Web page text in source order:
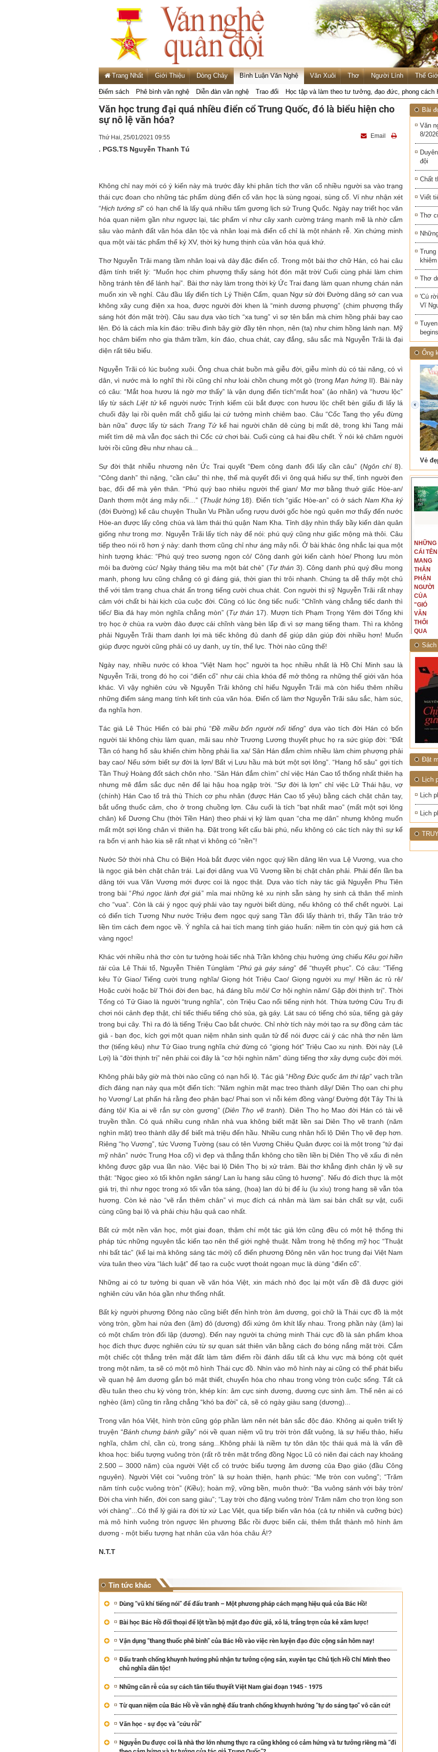
Trang Nhất Giới Thiệu Dòng Chảy Bình Luận Văn Nghệ Văn Xuôi Thơ Người Lính Thế
Điểm sách Phê bình văn nghệ Diễn đàn văn nghệ Trao đổi Học tập và làm theo tư tưởng, đạo đức, phong cách
Văn học trung đại quá nhiều điển cổ Trung Quốc, đó là biểu hiện cho
sự nô lệ văn hóa?
Thứ Hai, 25/01/2021 09:55 Email
. PGS.TS Nguyễn Thanh Tú
Không chỉ nay mới có ý kiến này mà trước đây khi phân tích thơ văn cổ nhiều người sa vào trạng
thái cực đoan cho những tác phẩm dùng điển cố văn học là sùng ngoại, sùng cổ. Ví như nhận xét
“Hịch tướng sĩ” có hạn chế là lấy quá nhiều tấm gương lịch sử Trung Quốc. Ngày nay triết học văn
hóa quan niệm gần như ngược lại, tác phẩm ví như cây xanh cường tráng mạnh mẽ là nhờ cắm
sâu vào mảnh đất văn hóa dân tộc và nhân loại mà điển cổ chỉ là một nhánh rễ. Xin chứng minh
qua một vài tác phẩm thế kỷ XV, thời kỳ hưng thịnh của văn hóa quá khứ.
Thơ Nguyễn Trãi mang tầm nhân loại và dày đặc điển cố. Trong một bài thơ chữ Hán, có hai câu
đậm tính triết lý: “Muốn học chim phượng thấy sáng hót đón mặt trời/ Cuối cùng phải làm chim
hồng tránh tên để lánh hại”. Bài thơ này làm trong thời kỳ Ức Trai đang làm quan nhưng chán nản
muốn xin về nghỉ. Câu đầu lấy điển tích Lý Thiện Cẩm, quan Ngự sử đời Đường dâng sớ can vua
không xây cung điện xa hoa, được người đời khen là “minh dương phượng” (chim phượng thấy
sáng hót đón mặt trời). Câu sau dựa vào tích “xa tung” vì sợ tên bắn mà chim hồng phải bay cao
lên. Đó là cách mỉa kín đáo: triều đình bây giờ đầy tên nhọn, nên (ta) như chim hồng lánh nạn. Mỹ
học châm biếm nho gia thâm trầm, kín đáo, chua chát, cay đắng, sâu sắc mà Nguyễn Trãi là đại
diện rất tiêu biểu.
Nguyễn Trãi có lúc buông xuôi. Ông chua chát buồn mà giễu đời, giễu mình dù có tài năng, có vì
dân, vì nước mà lo nghĩ thì rồi cũng chỉ như loài chồn chung một gò (trongMạn hứngII). Bài này
có câu: “Mắt hoa hươu lá ngờ mơ thấy” là vận dụng điển tích“mắt hoa” (ảo nhãn) và “hươu lộc”
lấy từ sáchLiệt tửkể người nước Trịnh kiếm củi bắt được con hươu lộc chết bèn giấu đi lấy lá
chuối đậy lại rồi quên mất chỗ giấu lại cứ tưởng mình chiêm bao. Câu “Cốc Tang thọ yểu đừng
bàn nữa” được lấy từ sách Trang Tửkể hai người chăn dê cùng bị mất dê, trong khi Tang mải
miết tìm dê mà vẫn đọc sách thì Cốc cứ chơi bài. Cuối cùng cả hai đều chết. Ý nói kẻ chăm người
lười rồi cũng đều như nhau cả...
Sự đời thật nhiễu nhương nên Ức Trai quyết “Đem công danh đổi lấy cần câu” (Ngôn chí 8).
“Công danh” thì nặng, “cần câu” thì nhẹ, thế mà quyết đổi vì ông quá hiểu sự thế, tình người đen
bạc, đổi để mà yên thân. “Phú quý bao nhiêu người thế gian/ Mơ mơ bằng thuở giấc Hòe-an/
Danh thơm một áng mây nổi…” (Thuật hứng 18). Điển tích “giấc Hòe-an” có ở sách Nam Kha ký
(đời Đường) kể câu chuyện Thuần Vu Phần uống rượu dưới gốc hòe ngủ quên mơ thấy đến nước
Hòe-an được lấy công chúa và làm thái thú quận Nam Kha. Tỉnh dậy nhìn thấy bầy kiến dàn quân
giống như trong mơ. Nguyễn Trãi lấy tích này để nói: phú quý cũng như giấc mộng mà thôi. Câu
tiếp theo nói rõ hơn ý này: danh thơm cũng chỉ như áng mây nổi. Ở bài khác ông nhắc lại qua một
hình tượng khác: “Phú quý treo sương ngọn cỏ/ Công danh gửi kiến cành hòe/ Phong lưu mòn
mỏi ba đường cúc/ Ngày tháng tiêu ma một bát chè” (Tự thán 3). Công danh phú quý đều mong
manh, phong lưu cũng chẳng có gì đáng giá, thời gian thì trôi nhanh. Chúng ta dễ thấy một chủ
thể với tâm trạng chua chát ẩn trong tiếng cười chua chát. Con người thi sỹ Nguyễn Trãi rất nhạy
cảm với chất bi hài kịch của cuộc đời. Cũng có lúc ông tiếc nuối: “Chĩnh vàng chẳng tiếc danh thì
tiếc/ Bia đá hay mòn nghĩa chẳng mòn” (Tự thán 17). Mượn tích Phạm Trọng Yêm đời Tống khi
trọ học ở chùa ra vườn đào được cái chĩnh vàng bèn lấp đi vì sợ mang tiếng tham. Thì ra không
phải Nguyễn Trãi tham danh lợi mà tiếc không đủ danh để giúp dân giúp đời nhiều hơn! Muốn
giúp được người cũng phải có uy danh, uy tín, thế lực. Thời nào cũng thế!
Ngày nay, nhiều nước có khoa “Việt Nam học” người ta học nhiều nhất là Hồ Chí Minh sau là
Nguyễn Trãi, trong đó họ coi “điển cố” như cái chìa khóa để mở thông ra những thế giới văn hóa
khác. Vì vậy nghiên cứu về Nguyễn Trãi không chỉ hiểu Nguyễn Trãi mà còn hiểu thêm nhiều
những điểm sáng mang tính kết tinh của văn hóa. Điển cố làm thơ Nguyễn Trãi sâu sắc, hàm súc,
đa nghĩa hơn.
Tác giả Lê Thúc Hiển có bài phú “Đề miều bốn người nổi tiếng” dựa vào tích đời Hán có bốn
người tài không chịu làm quan, mãi sau nhờ Trương Lương thuyết phục họ ra sức giúp đời: “Đất
Tần có hang hố sâu khiến chim hồng phải lìa xa/ Sân Hán đắm chìm nhiều làm chim phượng phải
bay cao/ Nếu sớm biết sự đời là lợn/ Bất vị Lưu hầu mà bứt một sợi lông”. “Hang hố sâu” gợi tích
Tần Thuỷ Hoàng đốt sách chôn nho. “Sân Hán đắm chìm” chỉ việc Hán Cao tổ thống nhất thiên hạ
nhưng mê đắm sắc dục nên để lại hậu hoạ ngập trời. “Sự đời là lợn” chỉ việc Lữ Thái hậu, vợ
(chính) Hán Cao tổ trả thù Thích cơ phu nhân (được Hán Cao tổ yêu) bằng cách chặt chân tay,
bắt uống thuốc câm, cho ở trong chuồng lợn. Câu cuối là tích “bạt nhất mao” (mất một sợi lông
chân) kể Dương Chu (thời Tiền Hán) theo phái vị kỷ làm quan “cha mẹ dân” nhưng không muốn
mất một sợi lông chân vì thiên hạ. Đặt trong kết cấu bài phú, nếu không có các tích này thì sự kể
ra bốn vị anh hào kia sẽ rất nhạt vì không có “nền”!
Nước Sở thời nhà Chu có Biện Hoà bắt được viên ngọc quý liền dâng lên vua Lệ Vương, vua cho
là ngọc giả bèn chặt chân trái. Lại đợi dâng vua Vũ Vương liền bị chặt chân phải. Phải đến lần ba
dâng tới vua Văn Vương mới được coi là ngọc thật. Dựa vào tích này tác giả Nguyễn Phu Tiên
trong bài “Phú ngọc lành đợi giá” mỉa mai những kẻ xu nịnh sẵn sàng hy sinh cả thân thể mình
cho “vua”. Còn là cái ý ngọc quý phải vào tay người biết dùng, nếu không có thể chết người. Lại
có điển tích Tương Như nước Triệu đem ngọc quý sang Tần đổi lấy thành trì, thấy Tần tráo trở
liền tìm cách đem ngọc về. Ý nghĩa cả hai tích mang tính giáo huấn: niềm tin còn quý giá hơn cả
vàng ngọc!
Khác với nhiều nhà thơ còn tư tưởng hoài tiếc nhà Trần không chịu hưởng ứng chiếu Kêu gọi hiền
tàicủa Lê Thái tổ, Nguyễn Thiên Túnglàm “Phú gà gáy sáng” để “thuyết phục”. Có câu: “Tiếng
kêu Tử Giao/ Tiếng cười trung nghĩa/ Giọng hót Triệu Cao/ Giọng người xu mỵ/ Hiền ác rủ rê/
Hoặc cười hoặc bỉ/ Thói đời đen bạc, há đáng bĩu môi/ Cơ hội nghìn năm/ Gặp đời thịnh trị”. Thời
Tống có Tử Giao là người “trung nghĩa”, còn Triệu Cao nổi tiếng nịnh hót. Thừa tướng Cửu Trụ đi
chơi nói cảnh đẹp thật, chỉ tiếc thiếu tiếng chó sủa, gà gáy. Lát sau có tiếng chó sủa, tiếng gà gáy
trong bụi cây. Thì ra đó là tiếng Triệu Cao bắt chước. Chỉ nhờ tích này mới tạo ra sự đồng cảm tác
giả - bạn đọc, kích gợi một quan niệm nhân sinh quân tử để nói được cái ý các nhà thơ nên làm
thơ (tiếng kêu) như Tử Giao trung nghĩa chứ đừng có “giọng hót” Triệu Cao xu nịnh. Đời này (Lê
Lợi) là “đời thịnh trị” nên phải coi đây là “cơ hội nghìn năm” dùng tiếng thơ xây dựng cuộc đời mới.
Không phải bây giờ mà thời nào cũng có nạn hối lộ. Tác giả “Hồng Đức quốc âm thi tập” vạch trần
đích đáng nạn này qua một điển tích: “Năm nghìn mặt mạc treo thành dãy/ Diên Thọ oan chi phụ
họ Vương/ Lạt phấn há rằng đeo phận bạc/ Phai son vì nỗi kém đồng vàng/ Đường đột Tây Thi là
đáng tội/ Kìa ai vẽ rắn sự còn gương” (Diên Thọ vẽ tranh). Diên Thọ họ Mao đời Hán có tài vẽ
truyền thần. Có quá nhiều cung nhân nhà vua không biết mặt liền sai Diên Thọ vẽ tranh (năm
nghìn mặt) treo thành dãy để biết mà triệu đến hầu. Nhiều cung nhân hối lộ Diên Thọ vẽ đẹp hơn.
Riêng “họ Vương”, tức Vương Tường (sau có tên Vương Chiêu Quân được coi là một trong “tứ đại
mỹ nhân” nước Trung Hoa cổ) vì đẹp và thẳng thắn không cho tiền liền bị Diên Thọ vẽ xấu đi nên
không được gặp vua lần nào. Việc bại lộ Diên Thọ bị xử trảm. Bài thơ khẳng định chân lý về sự
thật: “Ngọc gieo xó tối khôn ngăn sáng/ Lan ỉu hang sâu cũng tỏ hương”. Nếu đó đích thực là một
giá trị, thì như ngọc trong xó tối vẫn tỏa sáng, (hoa) lan dù bị để ỉu (ỉu xìu) trong hang sẽ vẫn tỏa
hương. Còn kẻ nào “vẽ rắn thêm chân” vì mục đích cá nhân mà làm sai bản chất sự vật, cuối
cùng cũng bại lộ và phải chịu hậu quả cao nhất.
Bất cứ một nền văn học, một giai đoạn, thậm chí một tác giả lớn cũng đều có một hệ thống thi
pháp tức những nguyên tắc kiến tạo nên thế giới nghệ thuật. Nằm trong hệ thống mỹ học “Thuật
nhi bất tác” (kể lại mà không sáng tác mới) cổ điển phương Đông nên văn học trung đại Việt Nam
vừa tuân theo vừa “lách luật” để tạo ra cuộc vượt thoát ngoạn mục là dùng “điển cổ”.
Những ai có tư tưởng bi quan về văn hóa Việt, xin mách nhỏ đọc lại một vấn đề đã được giới
nghiên cứu văn hóa gần như thống nhất.
Bất kỳ người phương Đông nào cũng biết đến hình tròn âm dương, gọi chữ là Thái cực đồ là một
vòng tròn, gồm hai nửa đen (âm) đỏ (dương) đối xứng ôm khít lấy nhau. Trong phần này (âm) lại
có một chấm tròn đối lập (dương). Đến nay người ta chứng minh Thái cực đồ là sản phẩm khoa
học đích thực được nghiên cứu từ sự quan sát thiên văn bằng cách đo bóng nắng mặt trời. Cắm
một chiếc cột thẳng trên mặt đất làm tâm điểm rồi đánh dấu tất cả khu vực mà bóng cột quét
trong một năm, ta sẽ có một mô hình Thái cực đồ. Nhìn vào mô hình này ai cũng có thể phát biểu
về quan hệ âm dương gắn bó mật thiết, chuyển hóa cho nhau trong vòng tròn cuộc sống. Tất cả
đều tuân theo chu kỳ vòng tròn, khép kín: âm cực sinh dương, dương cực sinh âm. Thế nên ai có
nghèo (âm) cũng tin rằng chẳng “khó ba đời” cả, sẽ có ngày giàu sang (dương)...
Trong văn hóa Việt, hình tròn cũng góp phần làm nên nét bản sắc độc đáo. Không ai quên triết lý
truyện “Bánh chưng bánh giầy” nói về quan niệm vũ trụ trời tròn đất vuông, là sự hiếu thảo, hiếu
nghĩa, chăm chỉ, cần cù, trong sáng...Không phải là niềm tự tôn dân tộc thái quá mà là vấn đề
khoa học: biểu tượng vuông tròn (rất rõ trên mặt trống đồng Ngọc Lũ có niên đại cách nay khoảng
2.500 – 3000 năm) của người Việt cổ có trước biểu tượng âm dương của Đạo giáo (đầu Công
nguyên). Người Việt coi “vuông tròn” là sự hoàn thiện, hạnh phúc: “Mẹ tròn con vuông”; “Trăm
năm tính cuộc vuông tròn” (Kiều); hoàn mỹ, vững bền, muôn thuở: “Ba vuông sánh với bảy tròn/
Đời cha vinh hiển, đời con sang giàu”; “Lạy trời cho đặng vuông tròn/ Trăm năm cho trọn lòng son
với chàng”...Có thể lý giải ra đời từ xứ Lạc Việt, qua tiếp biến văn hóa (cả tự nhiên và cưỡng bức)
mà mô hình vuông tròn ngược lên phương Bắc rồi được biến cải, thêm thắt thành mô hình âm
dương - một biểu tượng hạt nhân của văn hóa châu Á!?
N.T.T
Tin tức khác
Dùng “vũ khí tiếng nói” để đấu tranh – Một phương pháp cách mạng hiệu quả của Bác Hồ!
Bài học Bác Hồ đối thoại để lột trần bộ mặt đạo đức giả, xỏ lá, trắng trợn của kẻ xâm lược!
Vận dụng “thang thuốc phê bình” của Bác Hồ vào việc rèn luyện đạo đức cộng sản hôm nay!
Đấu tranh chống khuynh hướng phủ nhận tư tưởng cộng sản, xuyên tạc Chủ tịch Hồ Chí Minh theo
chủ nghĩa dân tộc!
Những căn rễ của sự cách tân tiểu thuyết Việt Nam giai đoạn 1945 - 1975
Từ quan niệm của Bác Hồ về văn nghệ đấu tranh chống khuynh hướng “tự do sáng tạo” vô căn cứ!
Văn học - sự đọc và “cứu rỗi”
Nguyễn Du được coi là nhà thơ lớn nhưng thực ra cũng không có cảm hứng và tư tưởng riêng mà “đi
Bài
Văn
8/
đội
Chất
Viết
Thơ
Thơ
'Cú
Vĩ
Ống
prev
NHỮNG
TÔI GẶP,
NHỮNG
CHUYỆN
TÔI VIẾT
Tôi từng hình dung viết văn là
công việc của sự hư cấu, một
hành trình phác dựng thế giới từ
trí tưởng tượng, nơi nhà văn tự
do tạo hình mọi thứ theo ý mình...
(TRẦN THỊ TÚ NGỌC)
NGUYÊN
CỦA TÔI
LÀ
NHỮNG
NGƯỜI
CAO CỜ
HỒNG
THÁNG
TÁM
1945
Là người đi dọc biên giới phía
Bắc, tôi có thế mạnh khi hình
dung, mở ra không gian của giai
đoạn lịch sử đó... (PHẠM VÂN
ANH)
NHỮNG
CÁI TÊN
MANG
THÂN
PHẬN
NGƯỜI
CỦA
"GIÓ
VẪN
THỔI
QUA
RỪNG
NHIỆT
ĐỚI"
Đặt
Lịch
Lịch
Lịch